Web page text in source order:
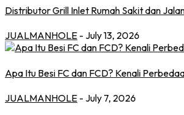
Distributor Grill Inlet Rumah Sakit dan
JUALMANHOLE - July 13, 2026
Apa Itu Besi FC dan FCD? Kenali
JUALMANHOLE - July 7, 2026